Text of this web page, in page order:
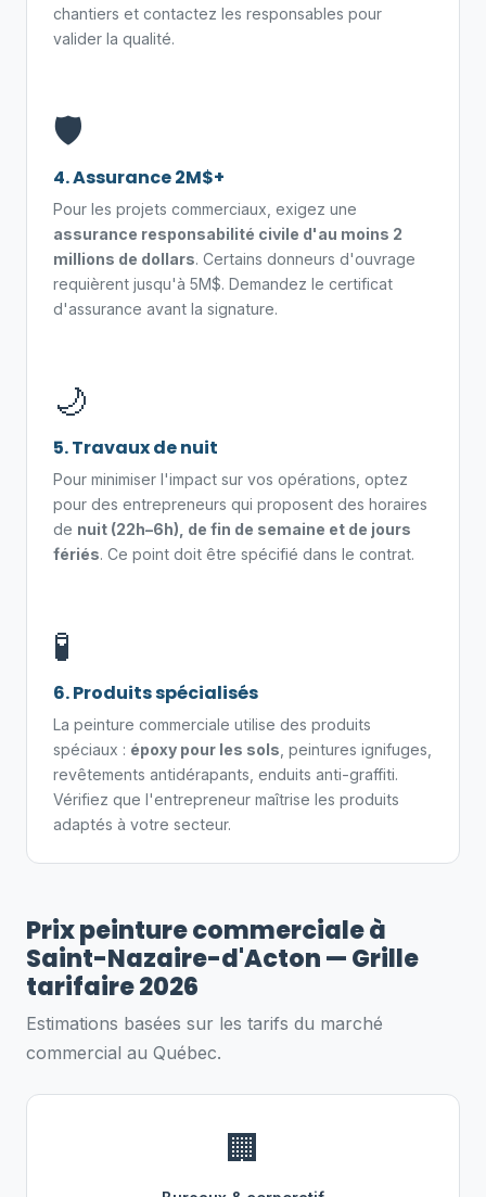
chantiers et contactez les responsables pour
valider la qualité.
🛡️
4. Assurance 2M$+
Pour les projets commerciaux, exigez une
assurance responsabilité civile d'au moins 2
millions de dollars. Certains donneurs d'ouvrage
requièrent jusqu'à 5M$. Demandez le certificat
d'assurance avant la signature.
🌙
5. Travaux de nuit
Pour minimiser l'impact sur vos opérations, optez
pour des entrepreneurs qui proposent des horaires
de nuit (22h–6h), de fin de semaine et de jours
fériés. Ce point doit être spécifié dans le contrat.
🧪
6. Produits spécialisés
La peinture commerciale utilise des produits
spéciaux : époxy pour les sols , peintures ignifuges,
revêtements antidérapants, enduits anti-graffiti.
Vérifiez que l'entrepreneur maîtrise les produits
adaptés à votre secteur.
Prix peinture commerciale à
Saint-Nazaire-d'Acton — Grille
tarifaire 2026
Estimations basées sur les tarifs du marché
commercial au Québec.
🏢